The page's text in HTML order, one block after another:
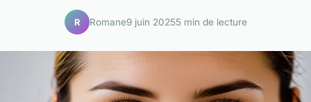
R Romane9 juin 20255 min de lecture